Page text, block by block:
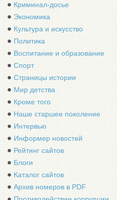
Криминал-досье
Экономика
Культура и искусство
Политика
Воспитание и образование
Спорт
Страницы истории
Мир детства
Кроме того
Наше старшее поколение
Интервью
Информер новостей
Рейтинг сайтов
Блоги
Каталог сайтов
Архив номеров в PDF